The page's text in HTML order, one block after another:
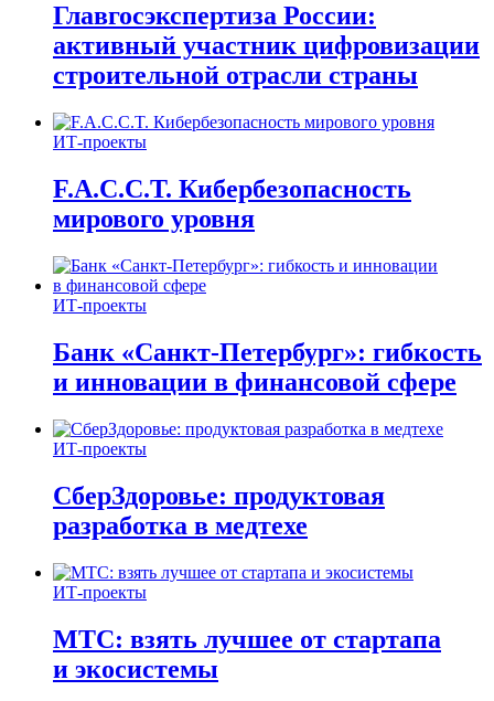
Главгосэкспертиза России:
активный участник цифровизации
строительной отрасли страны
ИТ-проекты
F.A.C.C.T. Кибербезопасность
мирового уровня
ИТ-проекты
Банк «Санкт-Петербург»: гибкость
и инновации в финансовой сфере
ИТ-проекты
СберЗдоровье: продуктовая
разработка в медтехе
ИТ-проекты
МТС: взять лучшее от стартапа
и экосистемы